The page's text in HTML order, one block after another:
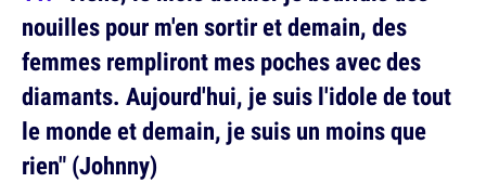
nouilles pour m'en sortir et demain, des
femmes rempliront mes poches avec des
diamants. Aujourd'hui, je suis l'idole de tout
le monde et demain, je suis un moins que
rien" (Johnny)